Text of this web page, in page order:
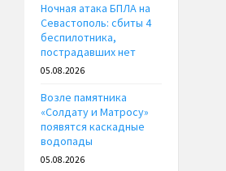
Ночная атака БПЛА на
Севастополь: сбиты 4
беспилотника,
пострадавших нет
05.08.2026
Возле памятника
«Солдату и Матросу»
появятся каскадные
водопады
05.08.2026